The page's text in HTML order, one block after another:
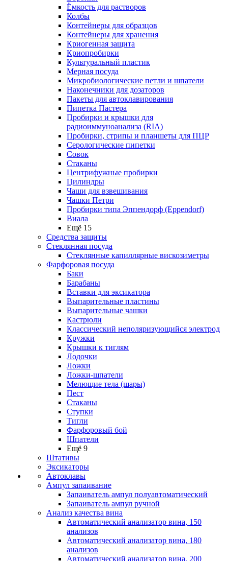
Ёмкость для растворов
Колбы
Контейнеры для образцов
Контейнеры для хранения
Криогенная защита
Криопробирки
Культуральный пластик
Мерная посуда
Микробиологические петли и шпатели
Наконечники для дозаторов
Пакеты для автоклавирования
Пипетка Пастера
Пробирки и крышки для
радиоиммуноанализа (RIA)
Пробирки, стрипы и планшеты для ПЦР
Серологические пипетки
Совок
Стаканы
Центрифужные пробирки
Цилиндры
Чаши для взвешивания
Чашки Петри
Пробирки типа Эппендорф (Eppendorf)
Виала
Ещё 15
Средства защиты
Стеклянная посуда
Стеклянные капиллярные вискозиметры
Фарфоровая посуда
Баки
Барабаны
Вставки для эксикатора
Выпарительные пластины
Выпарительные чашки
Кастрюли
Классический неполяризующийся электрод
Кружки
Крышки к тиглям
Лодочки
Ложки
Ложки-шпатели
Мелющие тела (шары)
Пест
Стаканы
Ступки
Тигли
Фарфоровый бой
Шпатели
Ещё 9
Штативы
Эксикаторы
Автоклавы
Ампул запаивание
Запаиватель ампул полуавтоматический
Запаиватель ампул ручной
Анализ качества вина
Автоматический анализатор вина, 150
анализов
Автоматический анализатор вина, 180
анализов
Автоматический анализатор вина, 200